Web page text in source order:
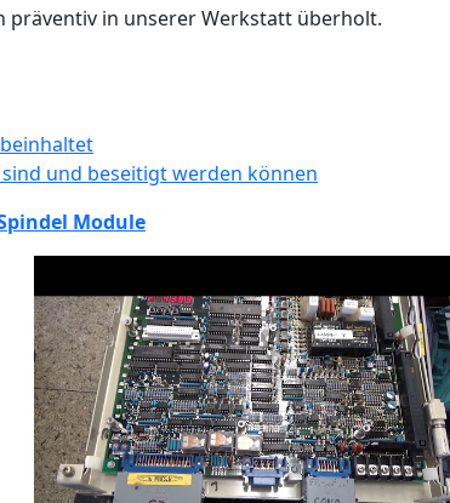
präventiv in unserer Werkstatt überholt.
und beseitigt werden können
Module